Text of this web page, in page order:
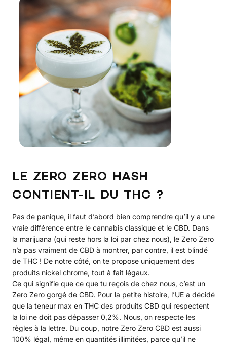
LE ZERO ZERO HASH
CONTIENT-IL DU THC ?
Pas de panique, il faut d’abord bien comprendre qu’il y a une
vraie différence entre le cannabis classique et le CBD. Dans
la marijuana (qui reste hors la loi par chez nous), le Zero Zero
n’a pas vraiment de CBD à montrer, par contre, il est blindé
de THC ! De notre côté, on te propose uniquement des
produits nickel chrome, tout à fait légaux.
Ce qui signifie que ce que tu reçois de chez nous, c’est un
Zero Zero gorgé de CBD. Pour la petite histoire, l’UE a décidé
que la teneur max en THC des produits CBD qui respectent
la loi ne doit pas dépasser 0,2%. Nous, on respecte les
règles à la lettre. Du coup, notre Zero Zero CBD est aussi
100% légal, même en quantités illimitées, parce qu’il ne